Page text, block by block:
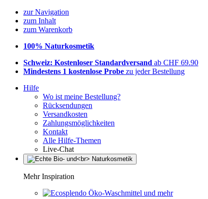
zur Navigation
zum Inhalt
zum Warenkorb
100% Naturkosmetik
Schweiz: Kostenloser Standardversand ab CHF 69.90
Mindestens 1 kostenlose Probe zu jeder Bestellung
Hilfe
Wo ist meine Bestellung?
Rücksendungen
Versandkosten
Zahlungsmöglichkeiten
Kontakt
Alle Hilfe-Themen
Live-Chat
Mehr Inspiration
Öko-Waschmittel und mehr